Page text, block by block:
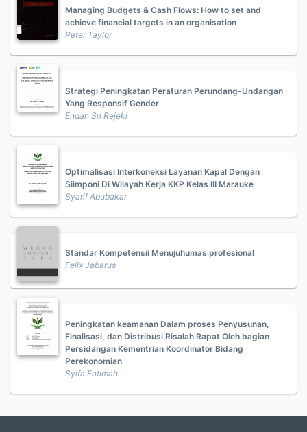
Managing Budgets & Cash Flows: How to set and
achieve financial targets in an organisation
Peter Taylor
Strategi Peningkatan Peraturan Perundang-Undangan
Yang Responsif Gender
Endah Sri Rejeki
Optimalisasi Interkoneksi Layanan Kapal Dengan
Siimponi Di Wilayah Kerja KKP Kelas III Marauke
Syarif Abubakar
Standar Kompetensii Menujuhumas profesional
Felix Jabarus
Peningkatan keamanan Dalam proses Penyusunan,
Finalisasi, dan Distribusi Risalah Rapat Oleh bagian
Persidangan Kementrian Koordinator Bidang
Perekonomian
Syifa Fatimah